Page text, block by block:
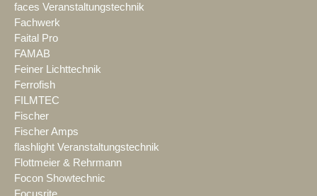
faces Veranstaltungstechnik
Fachwerk
Faital Pro
FAMAB
Feiner Lichttechnik
Ferrofish
FILMTEC
Fischer
Fischer Amps
flashlight Veranstaltungstechnik
Flottmeier & Rehrmann
Focon Showtechnic
Focusrite